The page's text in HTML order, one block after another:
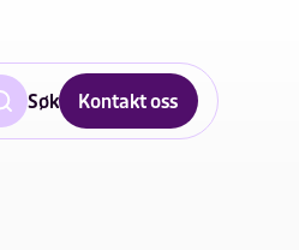
Søk Kontakt oss